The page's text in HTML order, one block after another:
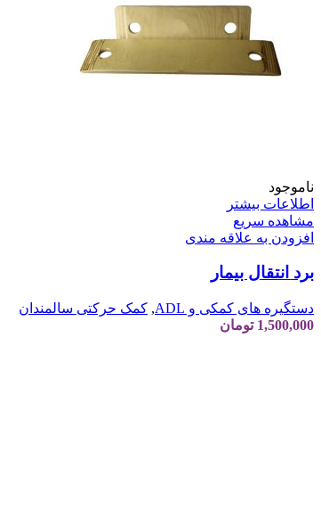
ناموجود
اطلاعات بیشتر
مشاهده سریع
افزودن به علاقه مندی
برد انتقال بیمار
دستگیره های کمکی و ADL , کمک حرکتی سالمندان
1,500,000 تومان